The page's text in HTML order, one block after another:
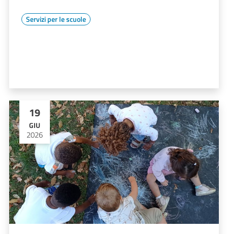
Servizi per le scuole
19
GIU
2026